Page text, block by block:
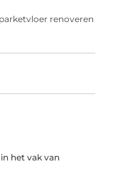
parketvloer renoveren
het vak van